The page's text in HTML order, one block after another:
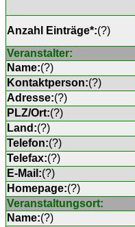
Anzahl Einträge*:(?)
Veranstalter:
Name:(?)
Kontaktperson:(?)
Adresse:(?)
PLZ/Ort:(?)
Land:(?)
Telefon:(?)
Telefax:(?)
E-Mail:(?)
Homepage:(?)
Veranstaltungsort:
Name:(?)